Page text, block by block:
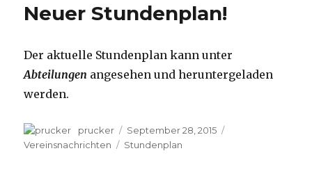
Neuer Stundenplan!
Der aktuelle Stundenplan kann unter
Abteilungen angesehen und heruntergeladen
werden.
Autor
prucker
Veröffentlicht
am
September 28, 2015
Vereinsnachrichten
Schlagwörter
Stundenplan